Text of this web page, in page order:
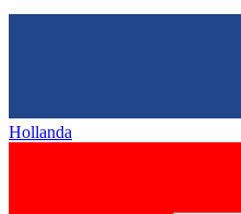
Hollanda